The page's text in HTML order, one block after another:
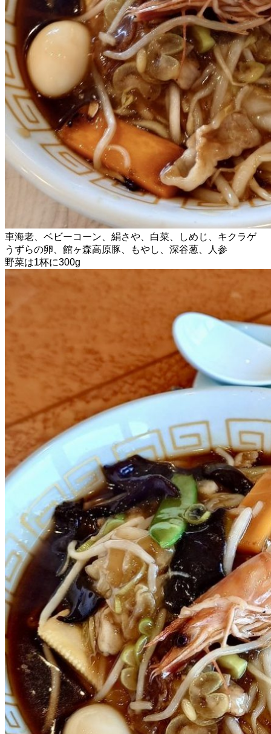
車海老、ベビーコーン、絹さや、白菜、しめじ、キクラゲ
うずらの卵、館ヶ森高原豚、もやし、深谷葱、人参
野菜は1杯に300g